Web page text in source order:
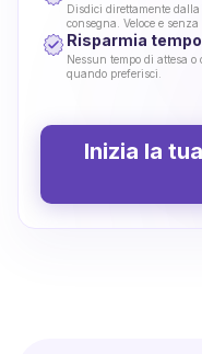
Disdici direttamente
consegna. Veloce e senza
Risparmia
Nessun tempo di attesa
quando preferisci.
Inizia la